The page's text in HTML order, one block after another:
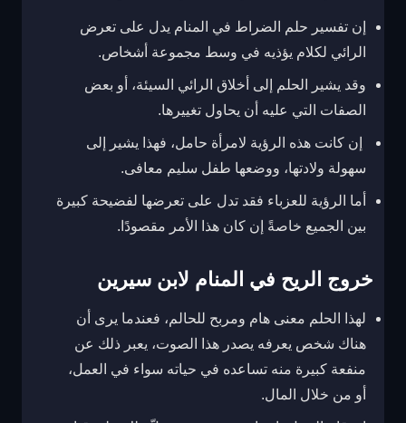
إن تفسير حلم الضراط في المنام يدل على تعرض
الرائي لكلام يؤذيه في وسط مجموعة أشخاص.
وقد يشير الحلم إلى أخلاق الرائي السيئة، أو بعض
الصفات التي عليه أن يحاول تغييرها.
إن كانت هذه الرؤية لامرأة حامل، فهذا يشير إلى
سهولة ولادتها، ووضعها طفل سليم معافى.
أما الرؤية للعزباء فقد تدل على تعرضها لفضيحة كبيرة
بين الجميع خاصةً إن كان هذا الأمر مقصودًا.
خروج الريح في المنام لابن سيرين
لهذا الحلم معنى هام ومربح للحالم، فعندما يرى أن
هناك شخص يعرفه يصدر هذا الصوت، يعبر ذلك عن
منفعة كبيرة منه تساعده في حياته سواء في العمل،
أو من خلال المال.